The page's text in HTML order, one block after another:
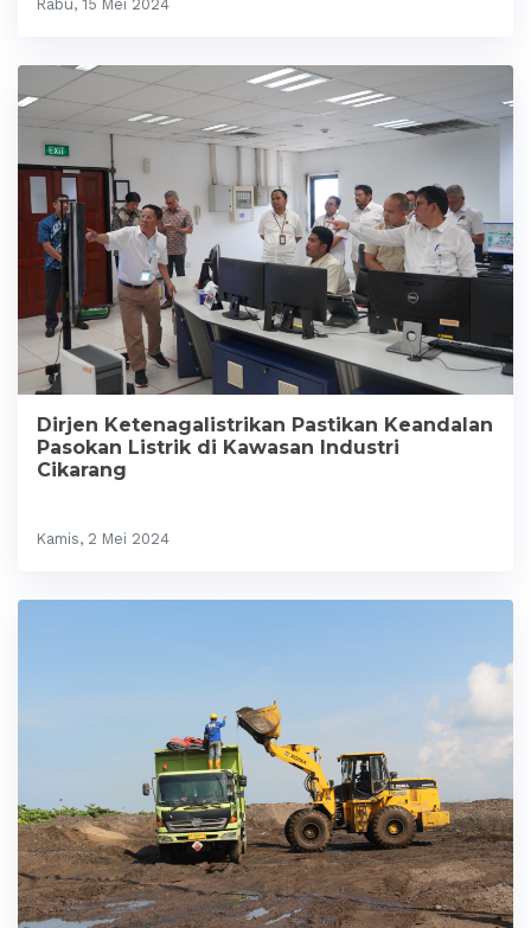
Rabu, 15 Mei 2024
Dirjen Ketenagalistrikan Pastikan Keandalan
Pasokan Listrik di Kawasan Industri
Cikarang
Kamis, 2 Mei 2024